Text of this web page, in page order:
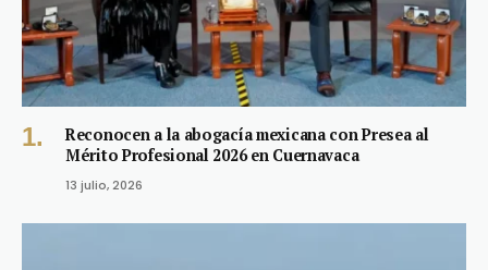
Reconocen a la abogacía mexicana con Presea al
Mérito Profesional 2026 en Cuernavaca
13 julio, 2026